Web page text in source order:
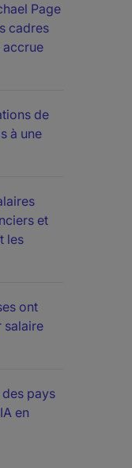
Page
cadres
de
à une
et
les
ont
salaire
pays
en